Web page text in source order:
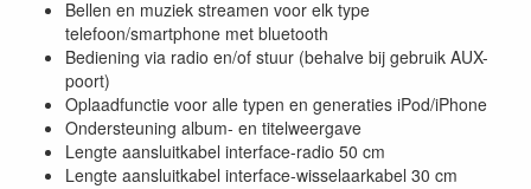
Bellen en muziek streamen voor elk type
telefoon/smartphone met bluetooth
Bediening via radio en/of stuur (behalve bij gebruik AUX-
poort)
Oplaadfunctie voor alle typen en generaties iPod/iPhone
Ondersteuning album- en titelweergave
Lengte aansluitkabel interface-radio 50 cm
Lengte aansluitkabel interface-wisselaarkabel 30 cm